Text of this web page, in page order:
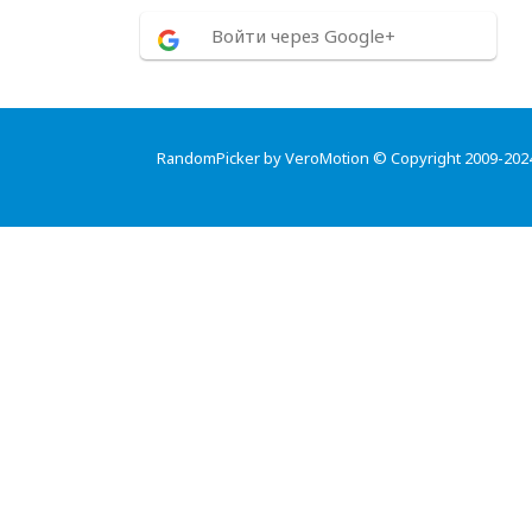
Войти через Google+
RandomPicker by VeroMotion © Copyright 2009-